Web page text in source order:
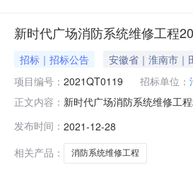
新时代广场消防系统维修工程
招标｜招标公告
安徽省｜淮南市｜
项目编号： 2021QT0119 招标单位：
正文内容： 新时代广场消防系统维修工
业管理有限责任公司5、项目
目概况与招标
发布时间： 2021-12-28
相关产品：
消防系统维修工程